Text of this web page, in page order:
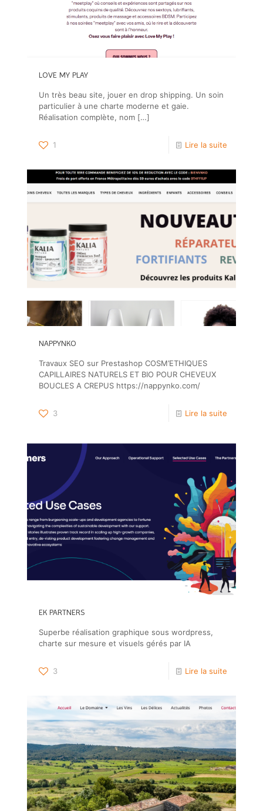
LOVE MY PLAY
Un très beau site, jouer en drop shipping. Un soin
particulier à une charte moderne et gaie.
Réalisation complète, nom […]
1 Lire la suite
NAPPYNKO
Travaux SEO sur Prestashop COSM’ETHIQUES
CAPILLAIRES NATURELS ET BIO POUR CHEVEUX
BOUCLES A CREPUS https://nappynko.com/
3 Lire la suite
EK PARTNERS
Superbe réalisation graphique sous wordpress,
charte sur mesure et visuels gérés par IA
3 Lire la suite